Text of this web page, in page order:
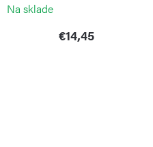
Na sklade
€14,45